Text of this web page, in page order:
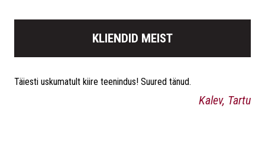
KLIENDID MEIST
Täiesti uskumatult kiire teenindus! Suured tänud.
Kalev, Tartu